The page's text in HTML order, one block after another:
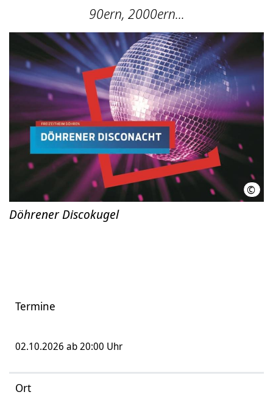
90ern, 2000ern...
©
Döhrener Discokugel
Termine
02.10.2026 ab 20:00 Uhr
Ort